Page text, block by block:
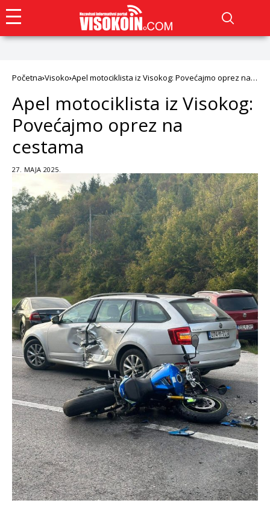
Početna Visoko Apel motociklista iz Visokog: Povećajmo oprez na
Apel motociklista iz Visokog:
Povećajmo oprez na
cestama
27. MAJA 2025.